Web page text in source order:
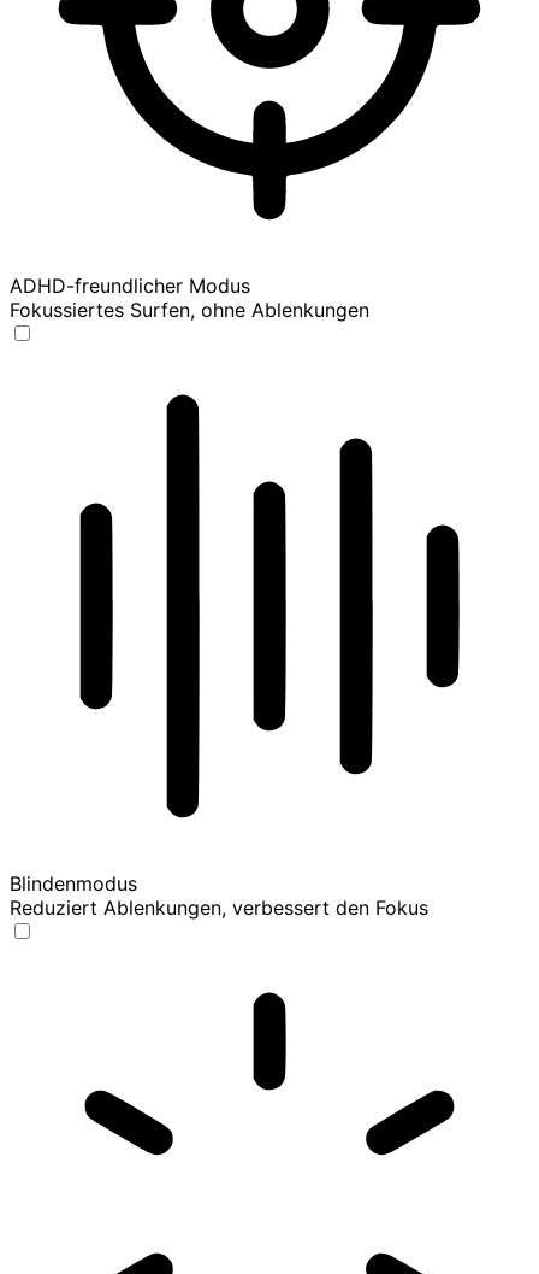
ADHD-freundlicher Modus
Fokussiertes Surfen, ohne Ablenkungen
Blindenmodus
Reduziert Ablenkungen, verbessert den Fokus